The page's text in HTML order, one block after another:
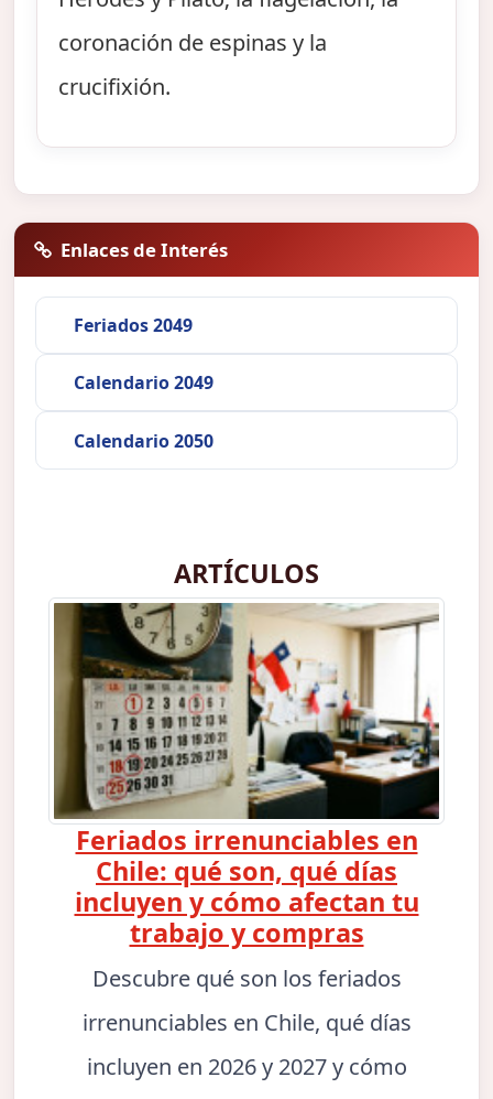
coronación de espinas y la
crucifixión.
Enlaces de Interés
Feriados 2049
Calendario 2049
Calendario 2050
ARTÍCULOS
Feriados irrenunciables en
Chile: qué son, qué días
incluyen y cómo afectan tu
trabajo y compras
Descubre qué son los feriados
irrenunciables en Chile, qué días
incluyen en 2026 y 2027 y cómo